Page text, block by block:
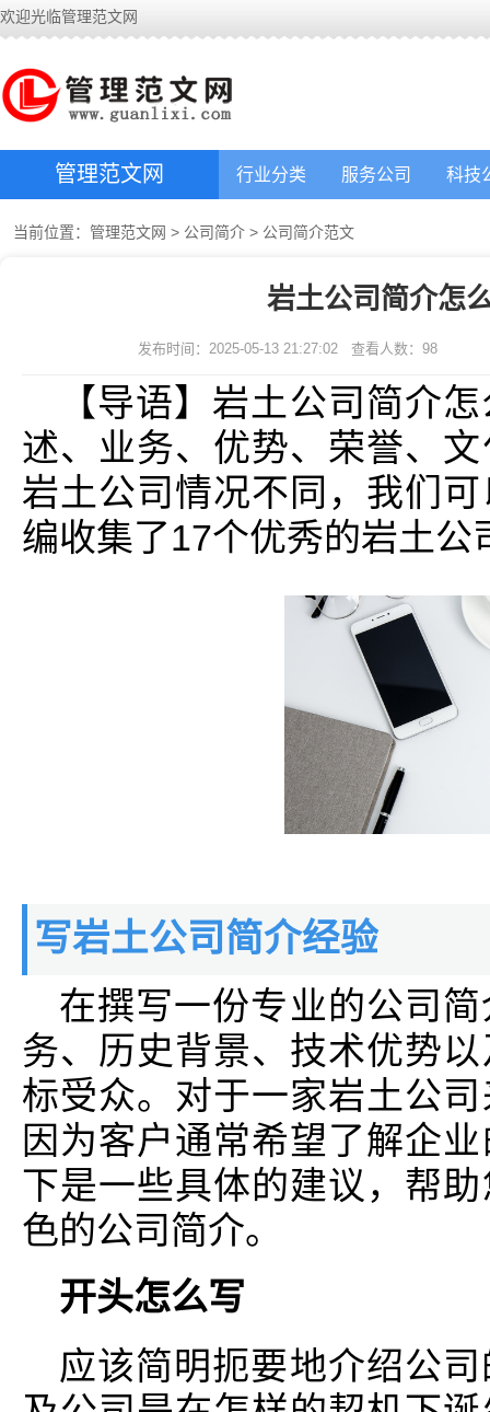
欢迎光临管理范文网
管理范文网 行业分类 服务公司 科技
当前位置： 管理范文网 > 公司简介 > 公司简介范文
岩土公司简介怎
发布时间：2025-05-13 21:27:02 查看人数： 98
【导语】岩土公司简介
述、业务、优势、荣誉、
岩土公司情况不同，我们
编收集了17个优秀的岩土
写岩土公司简介经验
在撰写一份专业的公司
务、历史背景、技术优势
标受众。对于一家岩土公
因为客户通常希望了解企
下是一些具体的建议，帮
色的公司简介。
开头怎么写
应该简明扼要地介绍公